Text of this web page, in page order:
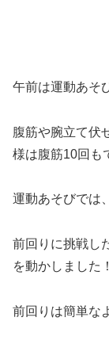
午前は運動あそ
腹筋や腕立て伏
様は腹筋10回も
運動あそびでは
前回りに挑戦し
を動かしました！
前回りは簡単な